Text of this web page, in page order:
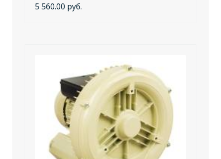
5 560.00 руб.